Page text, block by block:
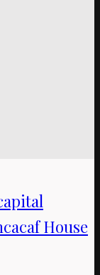
House